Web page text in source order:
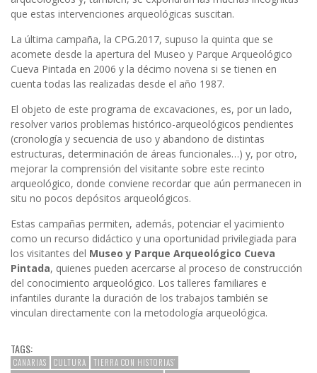
que estas intervenciones arqueológicas suscitan.
La última campaña, la CPG.2017, supuso la quinta que se
acomete desde la apertura del Museo y Parque Arqueológico
Cueva Pintada en 2006 y la décimo novena si se tienen en
cuenta todas las realizadas desde el año 1987.
El objeto de este programa de excavaciones, es, por un lado,
resolver varios problemas histórico-arqueológicos pendientes
(cronología y secuencia de uso y abandono de distintas
estructuras, determinación de áreas funcionales…) y, por otro,
mejorar la comprensión del visitante sobre este recinto
arqueológico, donde conviene recordar que aún permanecen in
situ no pocos depósitos arqueológicos.
Estas campañas permiten, además, potenciar el yacimiento
como un recurso didáctico y una oportunidad privilegiada para
los visitantes del Museo y Parque Arqueológico Cueva
Pintada, quienes pueden acercarse al proceso de construcción
del conocimiento arqueológico. Los talleres familiares e
infantiles durante la duración de los trabajos también se
vinculan directamente con la metodología arqueológica.
TAGS:
CANARIAS CULTURA
TIERRA CON HISTORIAS’